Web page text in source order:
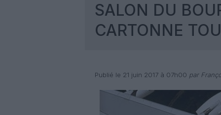
SALON DU
CARTONNE
Publié le 21 juin 2017 à 07h00 par